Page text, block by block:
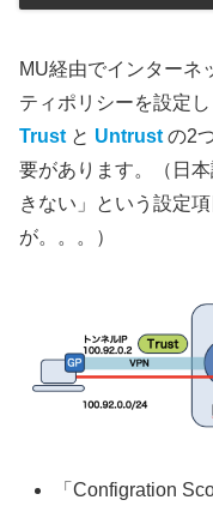
MU経由でインターネ
ティポリシーを設定
Trust と Untrust の2
要があります。（日
きない」という設定
が。。。）
「Configration